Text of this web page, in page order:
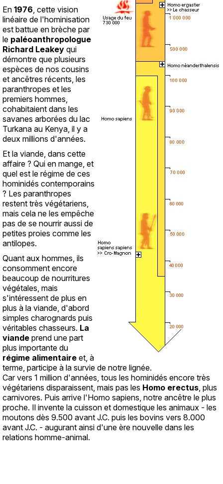
En 1976, cette vision
linéaire de l'hominisation
est battue en brèche par
le paléoanthropologue
Richard Leakey qui
démontre que plusieurs
espèces de nos cousins
et ancêtres récents, les
paranthropes et les
premiers hommes,
cohabitaient dans les
savanes arborées du lac
Turkana au Kenya, il y a
deux millions d'années.
Et la viande, dans cette
affaire ? Qui en mange, et
quel est le régime de ces
hominidés contemporains
? Les paranthropes
restent très végétariens,
mais cela ne les empêche
pas de se nourrir aussi de
petites proies comme les
antilopes.
Quant aux hommes, ils
consomment encore
beaucoup de nourritures
végétales, mais
s'intéressent de plus en
plus à la viande, d'abord
simples charognards puis
véritables chasseurs. La
viande prend une part
plus importante du
régime alimentaire et, à
terme, participe à la survie de notre lignée.
Car vers 1 million d'années, tous les hominidés encore très
végétariens disparaissent, mais pas les Homo erectus, plus
carnivores. Puis arrive l'Homo sapiens, notre ancêtre le plus
proche. Il invente la cuisson et domestique les animaux - les
moutons dès 9.500 avant J.C. puis les bovins vers 8.000
avant J.C. - augurant ainsi d'une ère nouvelle dans les
relations homme-animal.